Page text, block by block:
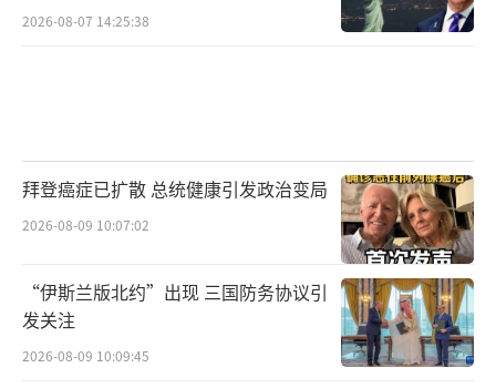
2026-08-07 14:25:38
拜登癌症已扩散 总统健康引发政治变局
2026-08-09 10:07:02
“伊斯兰版北约”出现 三国防务协议引
发关注
2026-08-09 10:09:45